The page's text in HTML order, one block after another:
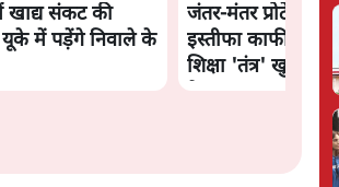
खाद्य संकट की
में पड़ेंगे निवाले के
जंतर-मंतर प्रोटेस्ट:
इस्तीफा काफी नहीं,
शिक्षा 'तंत्र' खुद एक